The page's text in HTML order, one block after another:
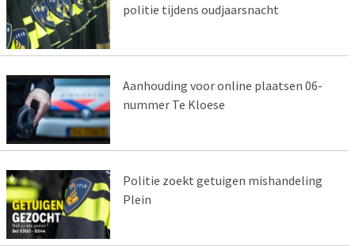
politie tijdens oudjaarsnacht
Aanhouding voor online plaatsen 06-
nummer Te Kloese
Politie zoekt getuigen mishandeling
Plein